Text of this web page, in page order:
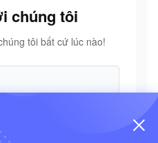
chúng tôi
tôi bất cứ lúc nào!